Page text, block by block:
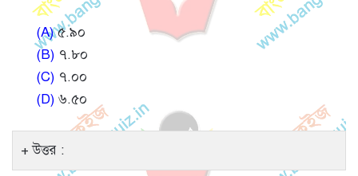
(A)৫.৯০
(B) ৭.৮০
(C) ৭.০০
(D) ৬.৫০
উত্তর :